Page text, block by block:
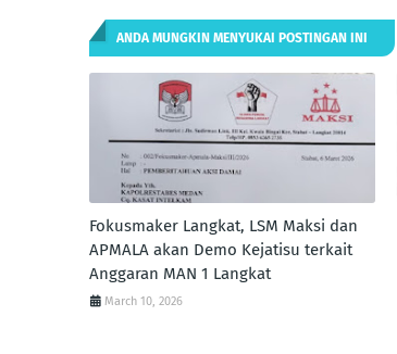
ANDA MUNGKIN MENYUKAI POSTINGAN INI
Fokusmaker Langkat, LSM Maksi dan
APMALA akan Demo Kejatisu terkait
Anggaran MAN 1 Langkat
March 10, 2026